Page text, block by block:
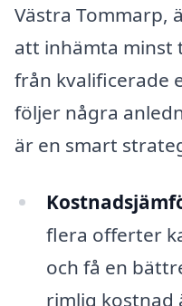
Västra Tommarp,
att in­hämta minst
från kvalificerade
följer några
är en smart
flera offerter
och få en
rimlig kostnad